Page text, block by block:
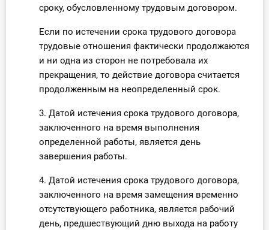
сроку, обусловленному трудовым договором.
Если по истечении срока трудового договора
трудовые отношения фактически продолжаются
и ни одна из сторон не потребовала их
прекращения, то действие договора считается
продолженным на неопределенный срок.
3. Датой истечения срока трудового договора,
заключенного на время выполнения
определенной работы, является день
завершения работы.
4. Датой истечения срока трудового договора,
заключенного на время замещения временно
отсутствующего работника, является рабочий
день, предшествующий дню выхода на работу